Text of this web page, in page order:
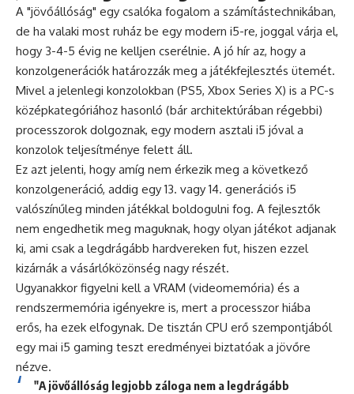
A "jövőállóság" egy csalóka fogalom a számítástechnikában,
de ha valaki most ruház be egy modern i5-re, joggal várja el,
hogy 3-4-5 évig ne kelljen cserélnie. A jó hír az, hogy a
konzolgenerációk határozzák meg a játékfejlesztés ütemét.
Mivel a jelenlegi konzolokban (PS5, Xbox Series X) is a PC-s
középkategóriához hasonló (bár architektúrában régebbi)
processzorok dolgoznak, egy modern asztali i5 jóval a
konzolok teljesítménye felett áll.
Ez azt jelenti, hogy amíg nem érkezik meg a következő
konzolgeneráció, addig egy 13. vagy 14. generációs i5
valószínűleg minden játékkal boldogulni fog. A fejlesztők
nem engedhetik meg maguknak, hogy olyan játékot adjanak
ki, ami csak a legdrágább hardvereken fut, hiszen ezzel
kizárnák a vásárlóközönség nagy részét.
Ugyanakkor figyelni kell a VRAM (videomemória) és a
rendszermemória igényekre is, mert a processzor hiába
erős, ha ezek elfogynak. De tisztán CPU erő szempontjából
egy mai i5 gaming teszt eredményei biztatóak a jövőre
nézve.
"A jövőállóság legjobb záloga nem a legdrágább